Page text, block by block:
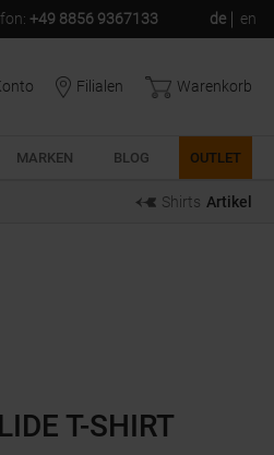
: +49 8856 9367133 de en
Filialen Warenkorb
MARKEN BLOG OUTLET
Shirts Artikel
T-SHIRT